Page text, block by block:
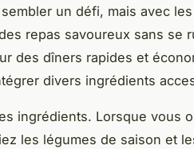
un défi, mais avec
repas savoureux sans se
des dîners rapides et
divers ingrédients
ingrédients. Lorsque vous
les légumes de saison et